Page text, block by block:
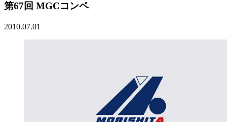
第67回 MGCコンペ
2010.07.01